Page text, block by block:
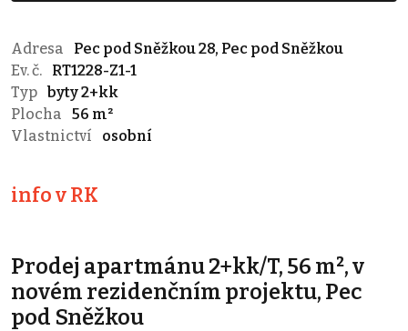
Adresa
Pec pod Sněžkou 28, Pec pod Sněžkou
Ev. č.
RT1228-Z1-1
Typ byty 2+kk
Plocha
56 m²
Vlastnictví
osobní
info v RK
Prodej apartmánu 2+kk/T, 56 m², v
novém rezidenčním projektu, Pec
pod Sněžkou